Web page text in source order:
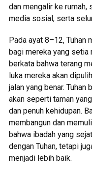
dan mengalir ke rumah,
media sosial, serta
Pada ayat 8–12, Tuhan
bagi mereka yang setia
berkata bahwa terang
luka mereka akan
jalan yang benar.
akan seperti taman
dan penuh kehidupan.
membangun dan
bahwa ibadah yang
dengan Tuhan, tetapi
menjadi lebih baik.